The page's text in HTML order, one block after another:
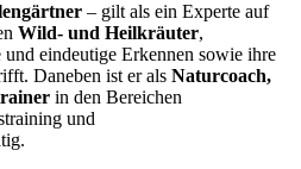
– gilt als ein Experte auf
Wild- und Heilkräuter,
und eindeutige Erkennen sowie ihre
Daneben ist er als Naturcoach,
in den Bereichen
und